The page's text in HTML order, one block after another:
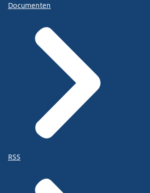
Documenten
RSS